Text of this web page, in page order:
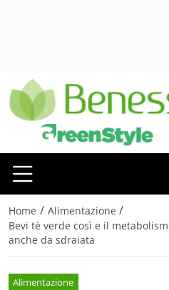
Home / Alimentazione /
Bevi tè verde così e il
anche da sdraiata
Alimentazione